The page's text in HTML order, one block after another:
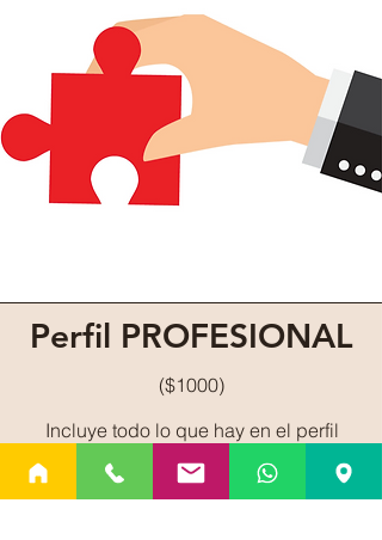
Perfil PROFESIONAL
($1000)
Incluye todo lo que hay en el perfil
Personal más Indicadores de
Comunicación, que es para los que